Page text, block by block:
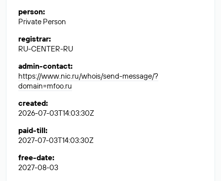
person:
Private Person
registrar:
RU-CENTER-RU
admin-contact:
https://www.nic.ru/whois/send-message/?
domain=mfoo.ru
created:
2026-07-03T14:03:30Z
paid-till:
2027-07-03T14:03:30Z
free-date:
2027-08-03